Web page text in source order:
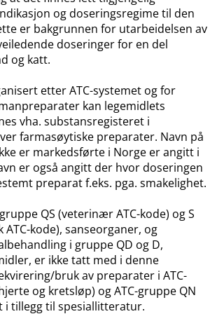
og doseringsregime til den
er bakgrunnen for utarbeidelsen av
doseringer for en del
og katt.
etter ATC-systemet og for
kan legemidlets
vha. substansregisteret i
farmasøytiske preparater. Navn på
er markedsførte i Norge er angitt i
er også angitt der hvor doseringen
preparat f.eks. pga. smakelighet.
QS (veterinær ATC-kode) og S
kode), sanseorganer, og
i gruppe QD og D,
er ikke tatt med i denne
​bruk av preparater i ATC-
og kretsløp) og ATC-gruppe QN
i tillegg til spesiallitteratur.